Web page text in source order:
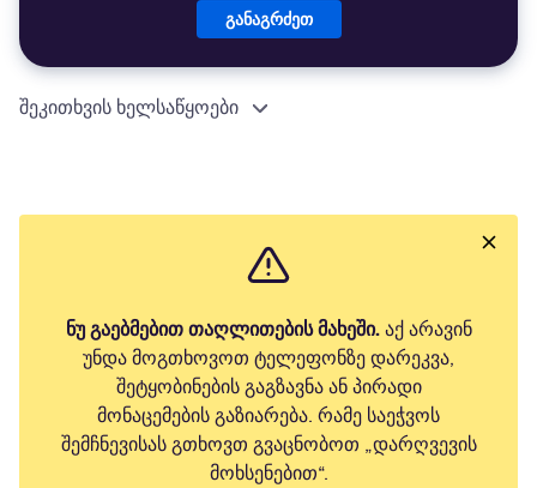
განაგრძეთ
შეკითხვის ხელსაწყოები
ნუ გაებმებით თაღლითების მახეში.აქ არავინ
უნდა მოგთხოვოთ ტელეფონზე დარეკვა,
შეტყობინების გაგზავნა ან პირადი
მონაცემების გაზიარება. რამე საეჭვოს
შემჩნევისას გთხოვთ გვაცნობოთ „დარღვევის
მოხსენებით“.